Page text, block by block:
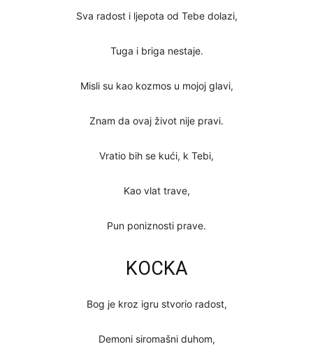
Sva radost i ljepota od Tebe dolazi,
Tuga i briga nestaje.
Misli su kao kozmos u mojoj glavi,
Znam da ovaj život nije pravi.
Vratio bih se kući, k Tebi,
Kao vlat trave,
Pun poniznosti prave.
KOCKA
Bog je kroz igru stvorio radost,
Demoni siromašni duhom,